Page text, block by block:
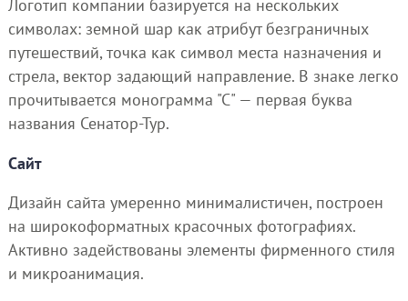
Логотип компании базируется на нескольких
символах: земной шар как атрибут безграничных
путешествий, точка как символ места назначения и
стрела, вектор задающий направление. В знаке легко
прочитывается монограмма "С" — первая буква
названия Сенатор-Тур.
Сайт
Дизайн сайта умеренно минималистичен, построен
на широкоформатных красочных фотографиях.
Активно задействованы элементы фирменного стиля
и микроанимация.